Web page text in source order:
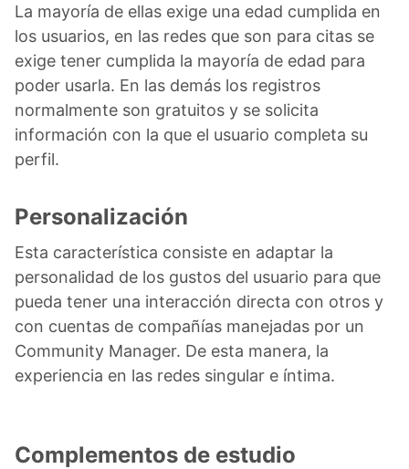
La mayoría de ellas exige una edad cumplida en
los usuarios, en las redes que son para citas se
exige tener cumplida la mayoría de edad para
poder usarla. En las demás los registros
normalmente son gratuitos y se solicita
información con la que el usuario completa su
perfil.
Personalización
Esta característica consiste en adaptar la
personalidad de los gustos del usuario para que
pueda tener una interacción directa con otros y
con cuentas de compañías manejadas por un
Community Manager. De esta manera, la
experiencia en las redes singular e íntima.
Complementos de estudio